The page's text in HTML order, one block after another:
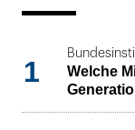
1
Welche